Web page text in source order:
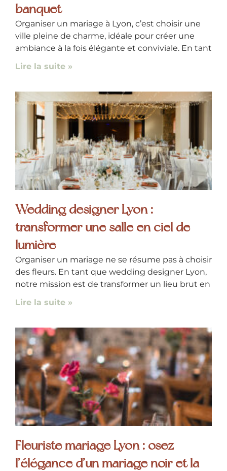
banquet
Organiser un mariage à Lyon, c’est choisir une
ville pleine de charme, idéale pour créer une
ambiance à la fois élégante et conviviale. En tant
Lire la suite »
Wedding designer Lyon :
transformer une salle en ciel de
lumière
Organiser un mariage ne se résume pas à choisir
des fleurs. En tant que wedding designer Lyon,
notre mission est de transformer un lieu brut en
Lire la suite »
Fleuriste mariage Lyon : osez
l’élégance d’un mariage noir et la